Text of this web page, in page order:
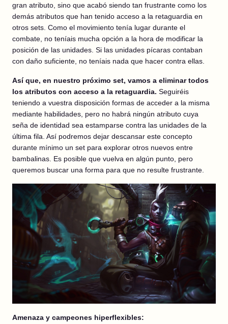
gran atributo, sino que acabó siendo tan frustrante como los
demás atributos que han tenido acceso a la retaguardia en
otros sets. Como el movimiento tenía lugar durante el
combate, no teníais mucha opción a la hora de modificar la
posición de las unidades. Si las unidades pícaras contaban
con daño suficiente, no teníais nada que hacer contra ellas.
Así que, en nuestro próximo set, vamos a eliminar todos
los atributos con acceso a la retaguardia. Seguiréis
teniendo a vuestra disposición formas de acceder a la misma
mediante habilidades, pero no habrá ningún atributo cuya
seña de identidad sea estamparse contra las unidades de la
última fila. Así podremos dejar descansar este concepto
durante mínimo un set para explorar otros nuevos entre
bambalinas. Es posible que vuelva en algún punto, pero
queremos buscar una forma para que no resulte frustrante.
Amenaza y campeones hiperflexibles: